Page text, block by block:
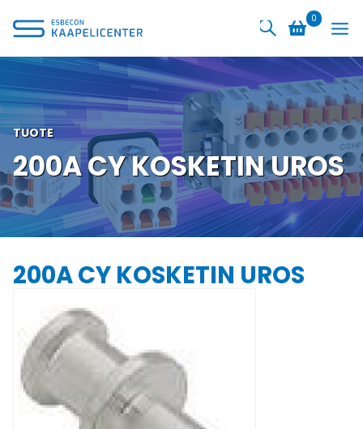
sisältöön
0
TUOTE
200A CY KOSKETIN UROS
200A CY KOSKETIN UROS